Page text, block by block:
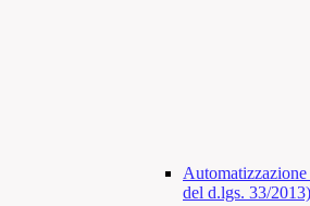
del d.lgs. 33/2013)